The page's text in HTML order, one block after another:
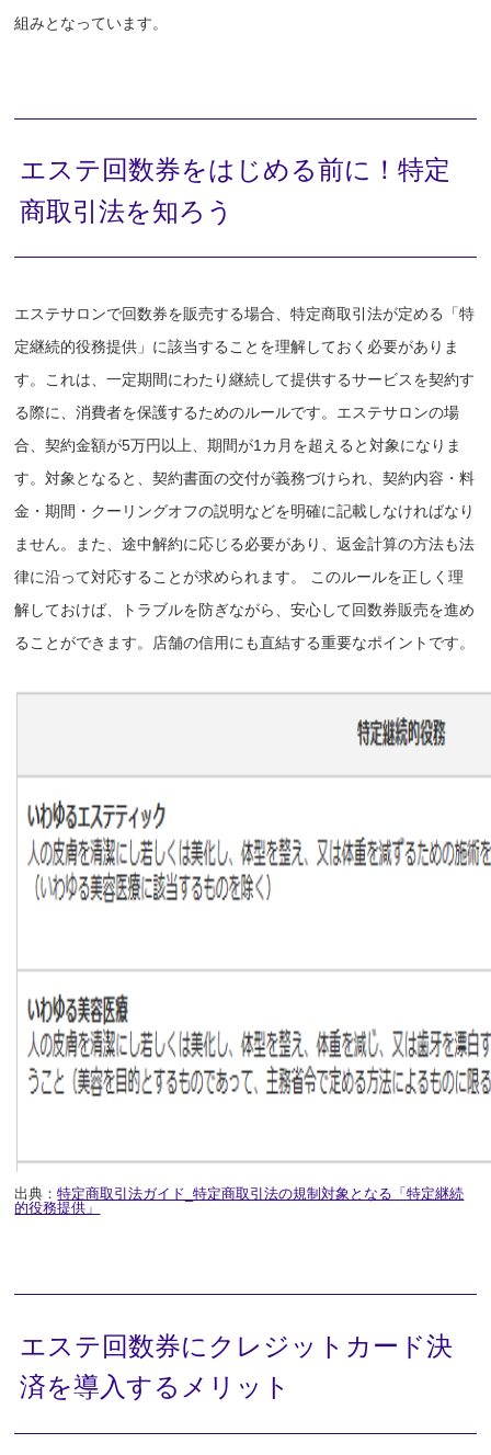
組みとなっています。
エステ回数券をはじめる前に！特定
商取引法を知ろう
エステサロンで回数券を販売する場合、特定商取引法が定める「特
定継続的役務提供」に該当することを理解しておく必要がありま
す。これは、一定期間にわたり継続して提供するサービスを契約す
る際に、消費者を保護するためのルールです。エステサロンの場
合、契約金額が5万円以上、期間が1カ月を超えると対象になりま
す。対象となると、契約書面の交付が義務づけられ、契約内容・料
金・期間・クーリングオフの説明などを明確に記載しなければなり
ません。また、途中解約に応じる必要があり、返金計算の方法も法
律に沿って対応することが求められます。 このルールを正しく理
解しておけば、トラブルを防ぎながら、安心して回数券販売を進め
ることができます。店舗の信用にも直結する重要なポイントです。
出典：特定商取引法ガイド_特定商取引法の規制対象となる「特定継続
的役務提供」
エステ回数券にクレジットカード決
済を導入するメリット